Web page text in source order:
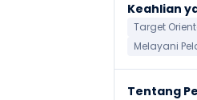
Keahlian
Target
Melayani
Tentang